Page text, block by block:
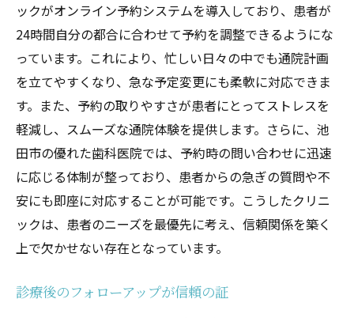
家族で通える池田市の優しい歯医者
子供から大人まで家族全員で通えるクリニ
ック
ファミリー向けの施設とサービスが充実
キッズスペース完備の歯医者が安心
親子で通院しやすい予約システム
家族全員に優しい対応が魅力
家庭的な雰囲気が通いやすさを演出
最新設備と経験豊富な歯医者池田市で選ぶ
経験豊富な歯科医が揃うクリニック
ックがオンライン予約システムを導入しており、患者が
24時間自分の都合に合わせて予約を調整できるようにな
っています。これにより、忙しい日々の中でも通院計画
を立てやすくなり、急な予定変更にも柔軟に対応できま
す。また、予約の取りやすさが患者にとってストレスを
軽減し、スムーズな通院体験を提供します。さらに、池
田市の優れた歯科医院では、予約時の問い合わせに迅速
に応じる体制が整っており、患者からの急ぎの質問や不
安にも即座に対応することが可能です。こうしたクリニ
ックは、患者のニーズを最優先に考え、信頼関係を築く
上で欠かせない存在となっています。
診療後のフォローアップが信頼の証